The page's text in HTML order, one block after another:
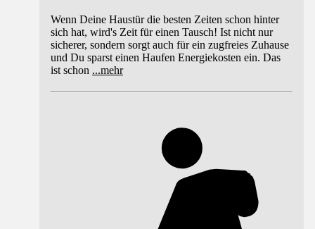
Wenn Deine Haustür die besten Zeiten schon hinter
sich hat, wird's Zeit für einen Tausch! Ist nicht nur
sicherer, sondern sorgt auch für ein zugfreies Zuhause
und Du sparst einen Haufen Energiekosten ein. Das
ist schon ...mehr